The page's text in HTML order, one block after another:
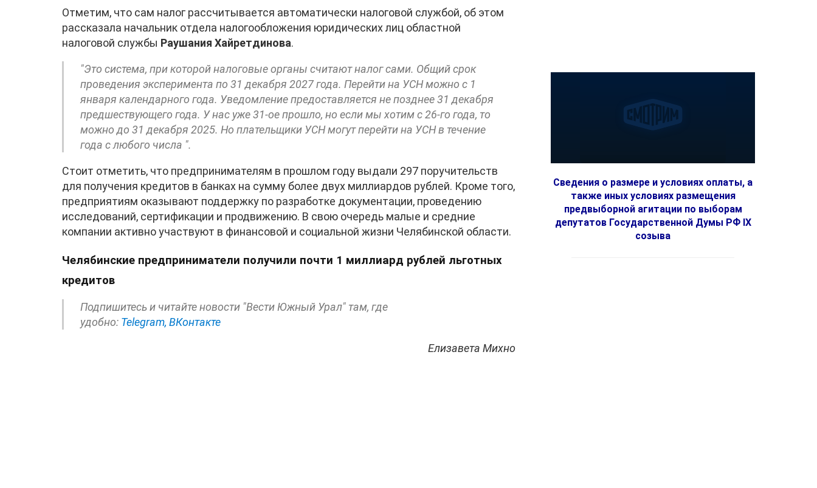
Отметим, что сам налог рассчитывается автоматически налоговой службой, об этом
рассказала начальник отдела налогообложения юридических лиц областной
налоговой службы Раушания Хайретдинова.
"Это система, при которой налоговые органы считают налог сами. Общий срок
проведения эксперимента по 31 декабря 2027 года. Перейти на УСН можно с 1
января календарного года. Уведомление предоставляется не позднее 31 декабря
предшествующего года. У нас уже 31-ое прошло, но если мы хотим с 26-го года, то
можно до 31 декабря 2025. Но плательщики УСН могут перейти на УСН в течение
года с любого числа ".
Стоит отметить, что предпринимателям в прошлом году выдали 297 поручительств
для получения кредитов в банках на сумму более двух миллиардов рублей. Кроме того,
предприятиям оказывают поддержку по разработке документации, проведению
исследований, сертификации и продвижению. В свою очередь малые и средние
компании активно участвуют в финансовой и социальной жизни Челябинской области.
Челябинские предприниматели получили почти 1 миллиард рублей льготных
кредитов
Подпишитесь и читайте новости "Вести Южный Урал" там, где
удобно: Telegram, ВКонтакте
Елизавета Михно
Сведения о размере и условиях оплаты, а
также иных условиях размещения
предвыборной агитации по выборам
депутатов Государственной Думы РФ IX
созыва